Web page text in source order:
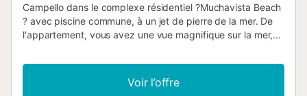
Campello dans le complexe résidentiel ?Muchavista Beach
? avec piscine commune, à un jet de pierre de la mer. De
l'appartement, vous avez une vue magnifique sur la mer,
Équipement avec Wi-Fi. À seulement 5 minutes à pied,
vous trouverez un arrêt de tramway qui vous permettra de
visiter différentes villes de la Costa Blanca comme
Voir l’offre